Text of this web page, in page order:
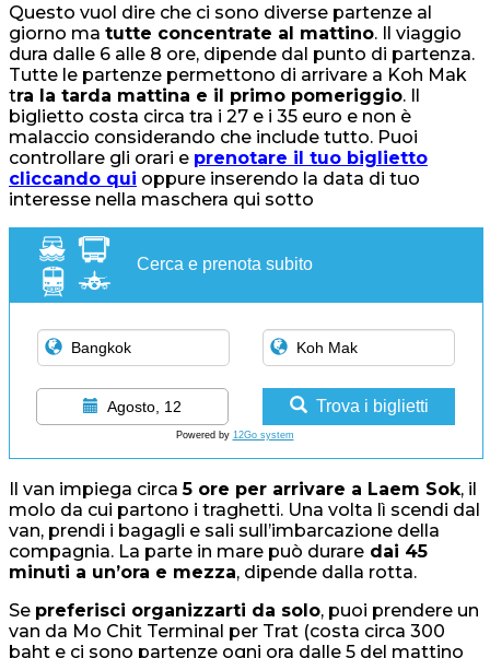
Questo vuol dire che ci sono diverse partenze al
giorno ma tutte concentrate al mattino. Il viaggio
dura dalle 6 alle 8 ore, dipende dal punto di partenza.
Tutte le partenze permettono di arrivare a Koh Mak
tra la tarda mattina e il primo pomeriggio. Il
biglietto costa circa tra i 27 e i 35 euro e non è
malaccio considerando che include tutto. Puoi
controllare gli orari e prenotare il tuo biglietto
cliccando qui oppure inserendo la data di tuo
interesse nella maschera qui sotto
Cerca e prenota subito
Agosto, 12 Trova i biglietti
Powered by 12Go system
Il van impiega circa5 ore per arrivare a Laem Sok, il
molo da cui partono i traghetti. Una volta lì scendi dal
van, prendi i bagagli e sali sull’imbarcazione della
compagnia. La parte in mare può durare dai 45
minuti a un’ora e mezza, dipende dalla rotta.
Se preferisci organizzarti da solo, puoi prendere un
van da Mo Chit Terminal per Trat (costa circa 300
baht e ci sono partenze ogni ora dalle 5 del mattino